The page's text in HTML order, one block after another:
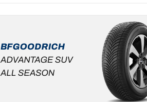
BFGOODRICH
ADVANTAGE SUV
ALL SEASON